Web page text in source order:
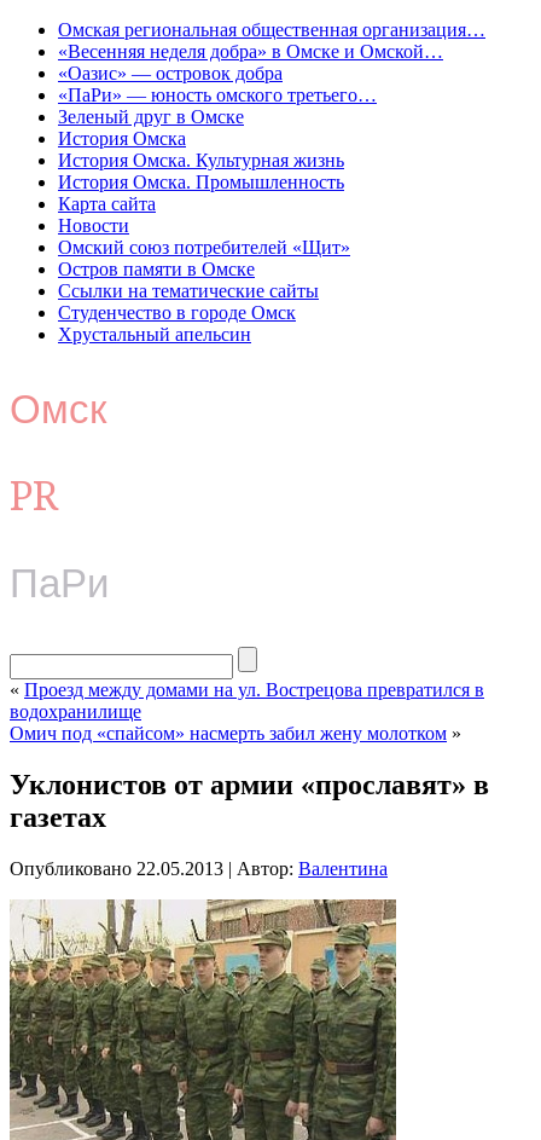
Омская региональная общественная организация…
«Весенняя неделя добра» в Омске и Омской…
«Оазис» — островок добра
«ПаРи» — юность омского третьего…
Зеленый друг в Омске
История Омска
История Омска. Культурная жизнь
История Омска. Промышленность
Карта сайта
Новости
Омский союз потребителей «Щит»
Остров памяти в Омске
Ссылки на тематические сайты
Студенчество в городе Омск
Хрустальный апельсин
Омск
PR
ПаРи
« Проезд между домами на ул. Вострецова превратился в
водохранилище
Омич под «спайсом» насмерть забил жену молотком »
Уклонистов от армии «прославят» в
газетах
Опубликовано 22.05.2013 | Автор: Валентина